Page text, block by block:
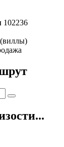
102236